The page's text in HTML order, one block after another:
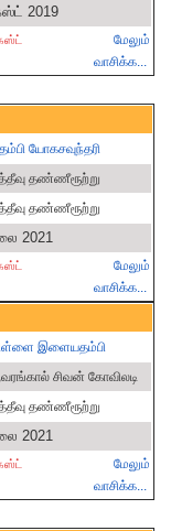
2019
மேலும்
வாசிக்க...
யோகசவுந்தரி
தண்ணீரூற்று
தண்ணீரூற்று
2021
மேலும்
வாசிக்க...
இளையதம்பி
சிவன் கோவிலடி
தண்ணீரூற்று
2021
மேலும்
வாசிக்க...